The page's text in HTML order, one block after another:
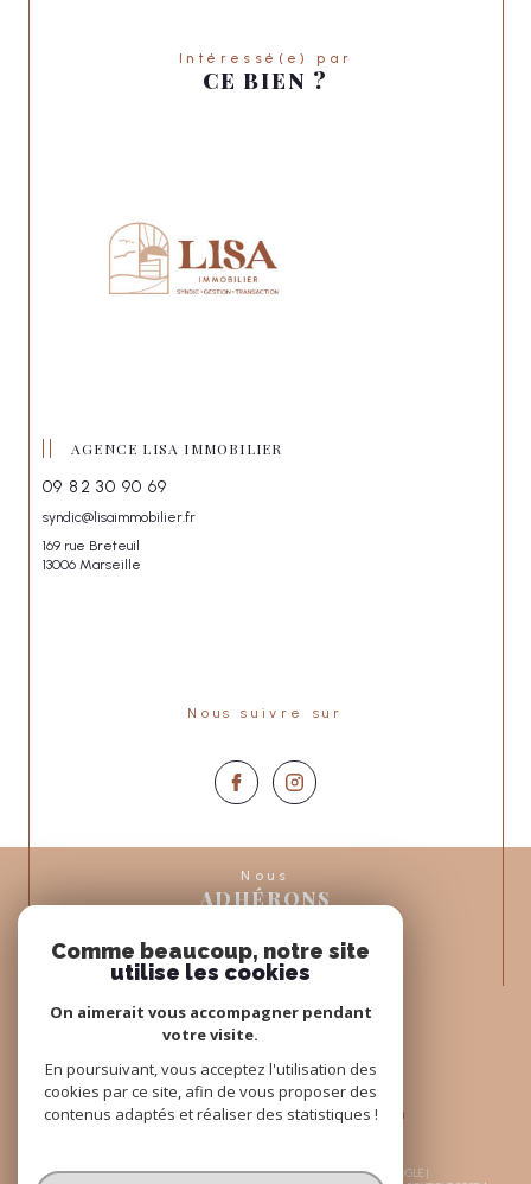
Intéressé(e) par
CE BIEN ?
AGENCE LISA IMMOBILIER
09 82 30 90 69
syndic@lisaimmobilier.fr
169 rue Breteuil
13006 Marseille
Nous suivre sur
Nous
ADHÉRONS
© 2026 | TOUS DROITS RÉSERVÉS | TRADUCTION POWERED BY GOOGLE |
Comme beaucoup, notre site
utilise les cookies
On aimerait vous accompagner pendant
votre visite.
En poursuivant, vous acceptez l'utilisation des
cookies par ce site, afin de vous proposer des
contenus adaptés et réaliser des statistiques !